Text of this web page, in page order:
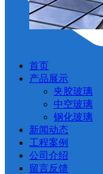
首页
产品展示
夹胶玻璃
中空玻璃
钢化玻璃
新闻动态
工程案例
公司介绍
留言反馈